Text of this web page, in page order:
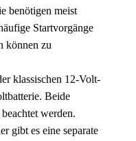
benötigen meist
Startvorgänge
können zu
klassischen 12-Volt-
Beide
werden.
gibt es eine separate